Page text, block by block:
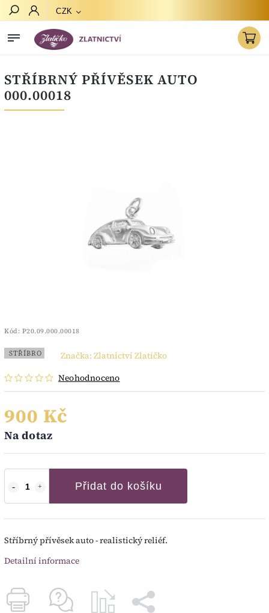
CZK
STŘÍBRNÝ PŘÍVĚSEK AUTO
000.00018
Kód: P20.09.000.00018
STŘÍBRO
Neohodnoceno
Značka: Zlatnictví Zlatíčko
900 Kč
Na dotaz
Přidat do košíku
Stříbrný přívěsek auto - realistický reliéf.
Detailní informace